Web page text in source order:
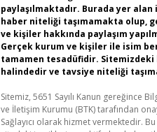
paylaşılmaktadır. Burada yer
haber niteliği taşımamakta olup,
ve kişiler hakkında paylaşım
Gerçek kurum ve kişiler ile isim
tamamen tesadüfidir.
halindedir ve tavsiye niteliği
Sitemiz, 5651 Sayılı Kanun gereğince
ve İletişim Kurumu (BTK) tarafından
Sağlayıcı olarak hizmet vermektedir.